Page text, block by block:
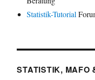
Statistik-Tutorial
STATISTIK, MAFO